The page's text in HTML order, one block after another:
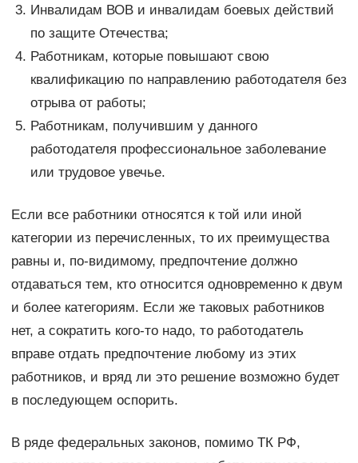
Инвалидам ВОВ и инвалидам боевых действий
по защите Отечества;
Работникам, которые повышают свою
квалификацию по направлению работодателя без
отрыва от работы;
Работникам, получившим у данного
работодателя профессиональное заболевание
или трудовое увечье.
Если все работники относятся к той или иной
категории из перечисленных, то их преимущества
равны и, по-видимому, предпочтение должно
отдаваться тем, кто относится одновременно к двум
и более категориям. Если же таковых работников
нет, а сократить кого-то надо, то работодатель
вправе отдать предпочтение любому из этих
работников, и вряд ли это решение возможно будет
в последующем оспорить.
В ряде федеральных законов, помимо ТК РФ,